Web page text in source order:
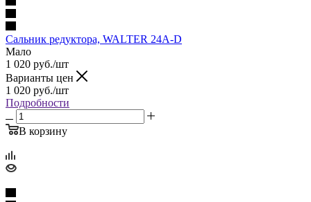
Сальник редуктора, WALTER 24A-D
Мало
1 020 руб./шт
Варианты цен
1 020 руб./шт
Подробности
В корзину